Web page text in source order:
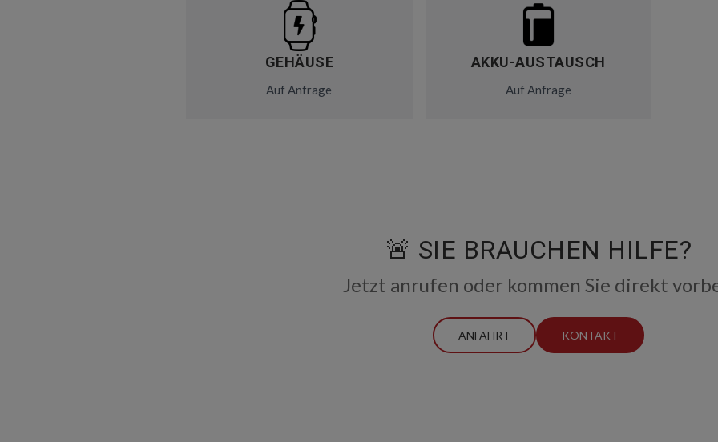
GEHÄUSE
Auf Anfrage
AKKU-AUSTAUSCH
Auf Anfrage
🚨 SIE BRAUCHEN HILFE?
Jetzt anrufen oder kommen Sie direkt
ANFAHRT KONTAKT